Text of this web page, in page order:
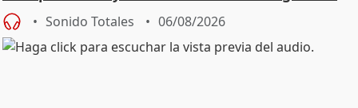
Sonido Totales 06/08/2026